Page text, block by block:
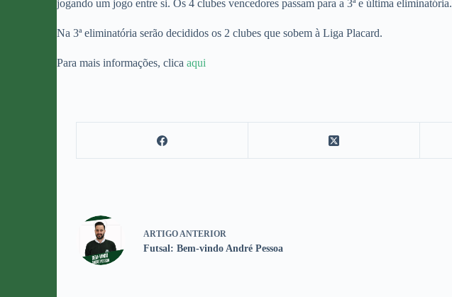
jogando um jogo entre si. Os 4 clubes vencedores passam para a 3ª e última eliminatória.
Na 3ª eliminatória serão decididos os 2 clubes que sobem à Liga Placard.
Para mais informações, clica aqui
ARTIGO ANTERIOR
Futsal: Bem-vindo André Pessoa